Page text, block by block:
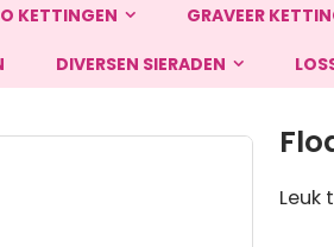
KETTINGEN GRAVEER
DIVERSEN SIERADEN
Leuk